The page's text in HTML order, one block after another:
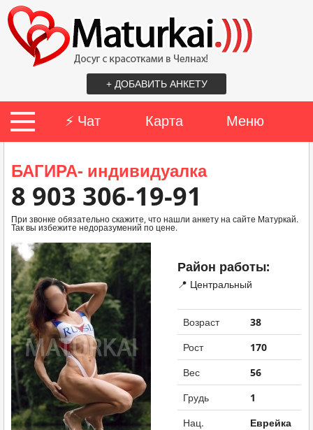
+ ДОБАВИТЬ АНКЕТУ
⚡ Чат Карта Меню
БАГИРА- индивидуалка
8 903 306-19-91
При звонке обязательно скажите, что нашли анкету на сайте Матуркай.
Так вы избежите недоразумений по цене.
Район работы:
📍 Центральный
Возраст
38
Рост
170
Вес
56
Грудь
1
Нац.
Еврейка